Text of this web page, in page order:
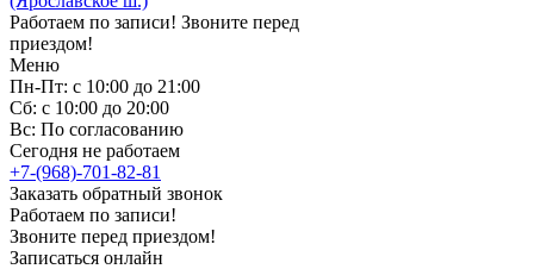
Работаем по записи! Звоните перед
приездом!
Меню
Пн-Пт: с 10:00 до 21:00
Сб: с 10:00 до 20:00
Вс: По согласованию
Сегодня не работаем
+7-(968)-701-82-81
Заказать обратный звонок
Работаем по записи!
Звоните перед приездом!
Записаться онлайн